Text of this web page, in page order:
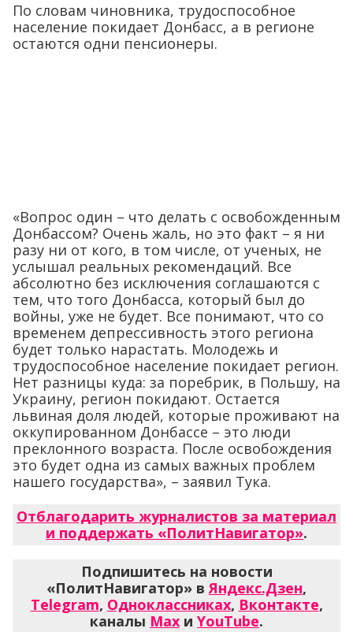
По словам чиновника, трудоспособное
население покидает Донбасс, а в регионе
остаются одни пенсионеры.
«Вопрос один – что делать с освобожденным
Донбассом? Очень жаль, но это факт – я ни
разу ни от кого, в том числе, от ученых, не
услышал реальных рекомендаций. Все
абсолютно без исключения соглашаются с
тем, что того Донбасса, который был до
войны, уже не будет. Все понимают, что со
временем депрессивность этого региона
будет только нарастать. Молодежь и
трудоспособное население покидает регион.
Нет разницы куда: за поребрик, в Польшу, на
Украину, регион покидают. Остается
львиная доля людей, которые проживают на
оккупированном Донбассе – это люди
преклонного возраста. После освобождения
это будет одна из самых важных проблем
нашего государства», – заявил Тука.
Отблагодарить журналистов за материал
и поддержать «ПолитНавигатор».
Подпишитесь на новости
«ПолитНавигатор» вЯндекс.Дзен,
Telegram, Одноклассниках, Вконтакте,
каналы Max и YouTube.